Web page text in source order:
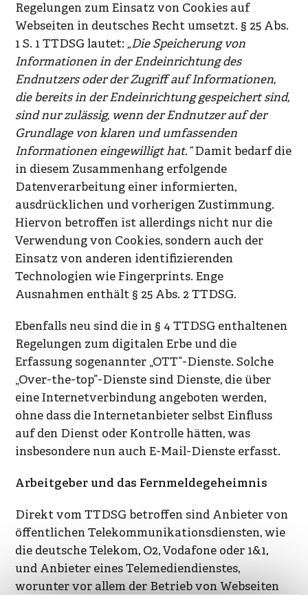
Regelungen zum Einsatz von Cookies auf
Webseiten in deutsches Recht umsetzt. § 25 Abs.
1 S. 1 TTDSG lautet:„Die Speicherung von
Informationen in der Endeinrichtung des
Endnutzers oder der Zugriff auf Informationen,
die bereits in der Endeinrichtung gespeichert sind,
sind nur zulässig, wenn der Endnutzer auf der
Grundlage von klaren und umfassenden
Informationen eingewilligt hat.“Damit bedarf die
in diesem Zusammenhang erfolgende
Datenverarbeitung einer informierten,
ausdrücklichen und vorherigen Zustimmung.
Hiervon betroffen ist allerdings nicht nur die
Verwendung von Cookies, sondern auch der
Einsatz von anderen identifizierenden
Technologien wie Fingerprints. Enge
Ausnahmen enthält § 25 Abs. 2 TTDSG.
Ebenfalls neu sind die in § 4 TTDSG enthaltenen
Regelungen zum digitalen Erbe und die
Erfassung sogenannter „OTT“-Dienste. Solche
„Over-the-top“-Dienste sind Dienste, die über
eine Internetverbindung angeboten werden,
ohne dass die Internetanbieter selbst Einfluss
auf den Dienst oder Kontrolle hätten, was
insbesondere nun auch E-Mail-Dienste erfasst.
Arbeitgeber und das Fernmeldegeheimnis
Direkt vom TTDSG betroffen sind Anbieter von
öffentlichen Telekommunikationsdiensten, wie
die deutsche Telekom, O2, Vodafone oder 1&1,
und Anbieter eines Telemediendienstes,
worunter vor allem der Betrieb von Webseiten